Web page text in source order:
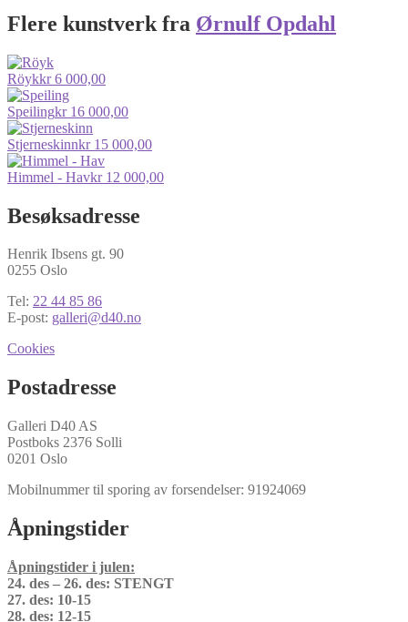
Flere kunstverk fra Ørnulf Opdahl
Röykkr6 000,00
Speilingkr16 000,00
Stjerneskinnkr15 000,00
Himmel - Havkr12 000,00
Besøksadresse
Henrik Ibsens gt. 90
0255 Oslo
Tel: 22 44 85 86
E-post: galleri@d40.no
Cookies
Postadresse
Galleri D40 AS
Postboks 2376 Solli
0201 Oslo
Mobilnummer til sporing av forsendelser: 91924069
Åpningstider
Åpningstider i julen:
24. des – 26. des: STENGT
27. des: 10-15
28. des: 12-15